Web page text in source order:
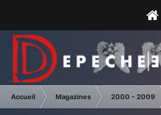
Accueil Magazines 2000 - 2009